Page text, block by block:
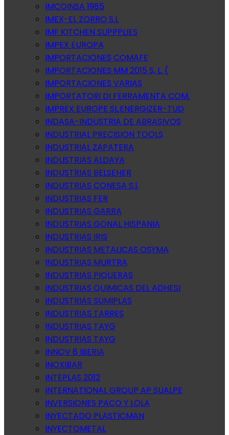
IMCOINSA 1985
IMEX-EL ZORRO S.L
IMF KITCHEN SUPPPLIES
IMPEX EUROPA
IMPORTACIONES COMAFE
IMPORTACIONES MM 2015 S, L. (
IMPORTACIONES VARIAS
IMPORTATORI DI FERRAMENTA COM.
IMPREX EUROPE SL.ENERGIZER-TUD
INDASA-INDUSTRIA DE ABRASIVOS
INDUSTRIAL PRECISION TOOLS
INDUSTRIAL ZAPATERA
INDUSTRIAS ALDAYA
INDUSTRIAS BELSEHER
INDUSTRIAS CONESA S.l.
INDUSTRIAS FER
INDUSTRIAS GARRA
INDUSTRIAS GONAL HISPANIA
INDUSTRIAS IRIS
INDUSTRIAS METALICAS OSYMA
INDUSTRIAS MURTRA
INDUSTRIAS PIQUERAS
INDUSTRIAS QUIMICAS DEL ADHESI
INDUSTRIAS SUMIPLAS
INDUSTRIAS TARRES
INDUSTRIAS TAYG
INDUSTRIAS TAYG
INNOV 8 IBERIA
INOXIBAR
INTEPLAS 2012
INTERNATIONAL GROUP AP SUALPE
INVERSIONES PACO Y LOLA
INYECTADO PLASTICMAN
INYECTOMETAL